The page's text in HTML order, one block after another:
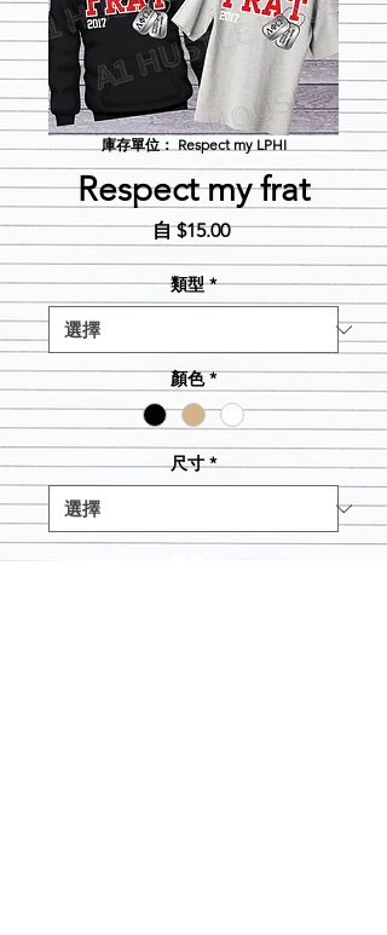
庫存單位： Respect my LPHI
Respect my frat
自$15.00促
銷
價
格
類型 *
顏色 *
尺寸 *